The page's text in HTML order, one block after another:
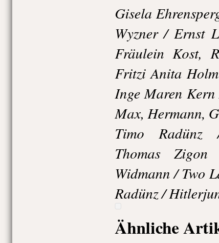
Gisela
Wyzner / Ernst
Fräulein Kost,
Fritzi Anita
Inge Maren
Max, Hermann,
Timo Radünz
Thomas
Widmann / Two
Radünz /
Ähnliche